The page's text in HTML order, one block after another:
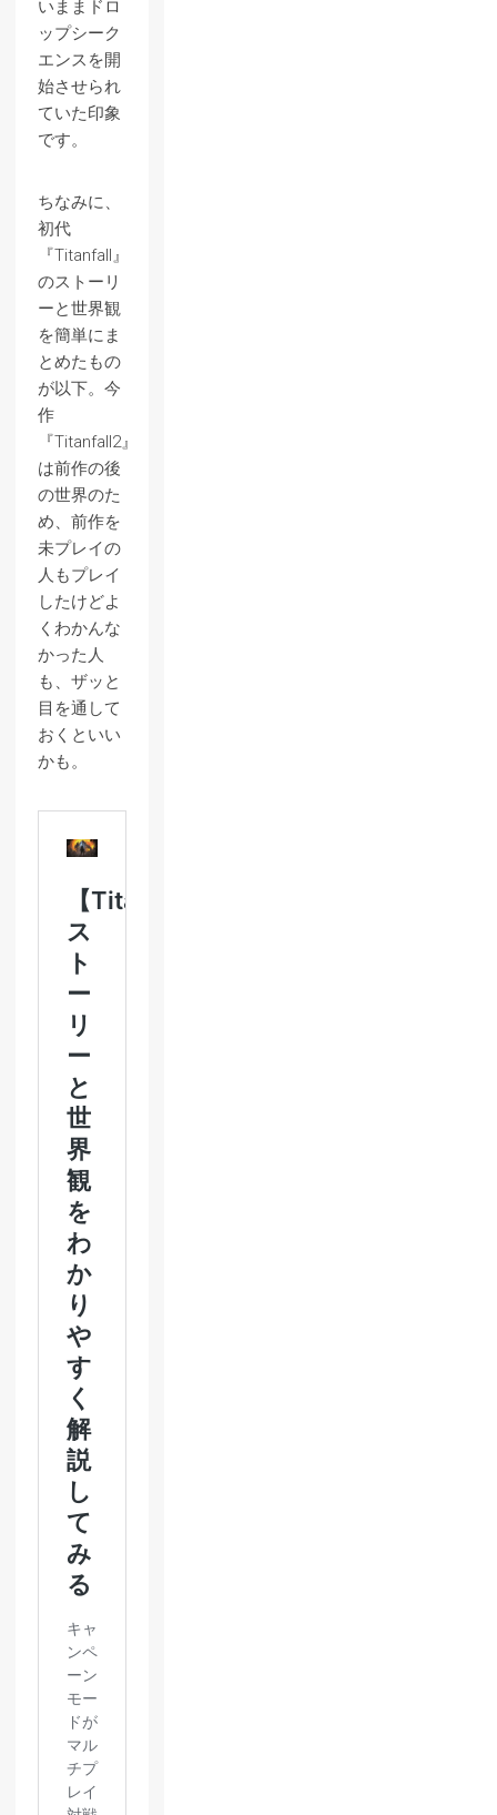
いままドロ
ップシーク
エンスを開
始させられ
ていた印象
です。
ちなみに、
初代
『Titanfall』
のストーリ
ーと世界観
を簡単にま
とめたもの
が以下。今
作
『Titanfall2』
は前作の後
の世界のた
め、前作を
未プレイの
人もプレイ
したけどよ
くわかんな
かった人
も、ザッと
目を通して
おくといい
かも。